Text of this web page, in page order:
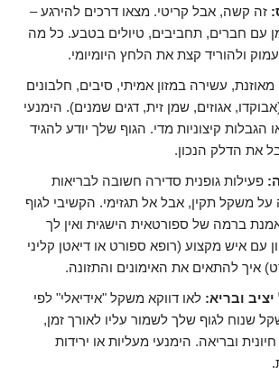
זה קשה, אבל קריטי. מצאו דרכים להירגע –
עם חברים, תחביבים, טיולים בטבע. כל מה
ולהוריד קצת את הלחץ היומיומי.
מאוזנת, עשירה במזון אמיתי, סיבים, חלבונים
אגוזים, שמן זית, דגים שמנים). הימנעי
קיצוניות מדי. הגוף שלך יודע להגיד
את הדלק הנכון.
פעילות גופנית סדירה חשובה לבריאות
על משקל תקין, אבל אל תגזימי. הקשיבי לגוף
ברמה של ספורטאית הישגית ואין לך
עם איש מקצוע (רופא ספורט או דיאטן קליני
איך להתאים את האימונים והתזונה.
ובריא: לאו דווקא משקל "אידיאלי" לפי
שנוח לגוף שלך לשמור עליו לאורך זמן,
ובריאה. הימנעי מעליות או ירידות